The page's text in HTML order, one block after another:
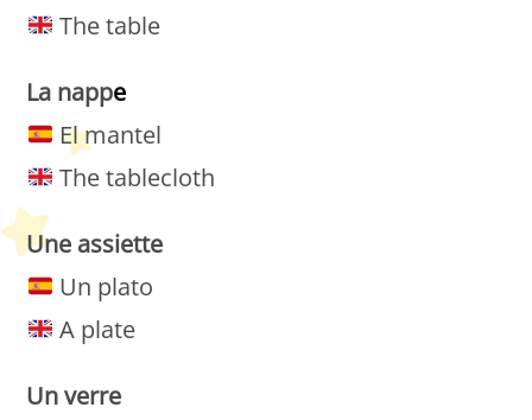
The table
La nappe
El mantel
The tablecloth
Une assiette
Un plato
A plate
Un verre